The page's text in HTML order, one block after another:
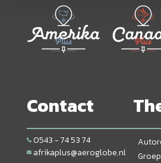
Contact
0543 - 74 53 74
afrikaplus@aeroglobe.nl